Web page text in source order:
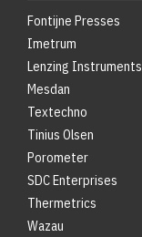
Fontijne Presses
Imetrum
Lenzing Instruments
Mesdan
Textechno
Tinius Olsen
Porometer
SDC Enterprises
Thermetrics
Wazau